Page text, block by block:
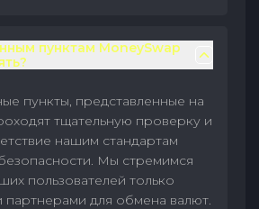
пунктам MoneySwap
пункты, представленные на
тщательную проверку и
нашим стандартам
Мы стремимся
пользователей только
для обмена валют.